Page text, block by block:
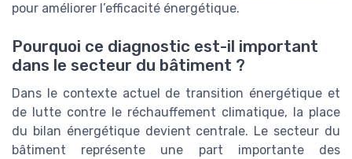
pour améliorer l’efficacité énergétique.
Pourquoi ce diagnostic est-il important
dans le secteur du bâtiment ?
Dans le contexte actuel de transition énergétique et
de lutte contre le réchauffement climatique, la place
du bilan énergétique devient centrale. Le secteur du
bâtiment représente une part importante des